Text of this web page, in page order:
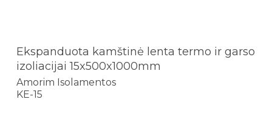
Ekspanduota kamštinė lenta termo ir garso
izoliacijai 15x500x1000mm
Amorim Isolamentos
KE-15